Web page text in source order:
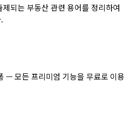
되는 부동산 관련 용어를 정리하여
— 모든 프리미엄 기능을 무료로 이용